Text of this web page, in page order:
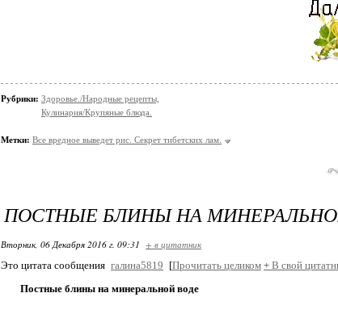
Рубрики: Здоровье./Народные рецепты,
Кулинария/Крупяные блюда.
Метки: Все вредное выведет рис. Секрет тибетских лам.
ПОСТНЫЕ БЛИНЫ НА
Вторник, 06 Декабря 2016 г. 09:31 + в цитатник
Это цитата сообщения галина5819 [Прочитать целиком + В свой
Постные блины на минеральной воде